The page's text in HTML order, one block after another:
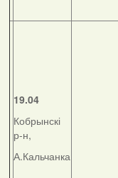
19.04
Кобрынскі
р-н,
А.Кальчанка